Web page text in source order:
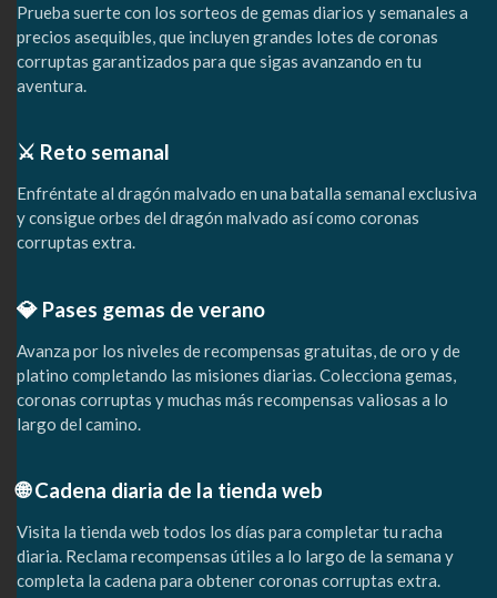
Prueba suerte con los sorteos de gemas diarios y semanales a
precios asequibles, que incluyen grandes lotes de coronas
corruptas garantizados para que sigas avanzando en tu
aventura.
⚔️ Reto semanal
Enfréntate al dragón malvado en una batalla semanal exclusiva
y consigue orbes del dragón malvado así como coronas
corruptas extra.
💎 Pases gemas de verano
Avanza por los niveles de recompensas gratuitas, de oro y de
platino completando las misiones diarias. Colecciona gemas,
coronas corruptas y muchas más recompensas valiosas a lo
largo del camino.
🌐 Cadena diaria de la tienda web
Visita la tienda web todos los días para completar tu racha
diaria. Reclama recompensas útiles a lo largo de la semana y
completa la cadena para obtener coronas corruptas extra.